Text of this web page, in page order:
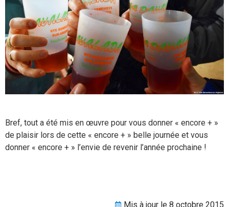
Bref, tout a été mis en œuvre pour vous donner « encore + »
de plaisir lors de cette « encore + » belle journée et vous
donner « encore + » l’envie de revenir l’année prochaine !
Mis à jour le 8 octobre 2015